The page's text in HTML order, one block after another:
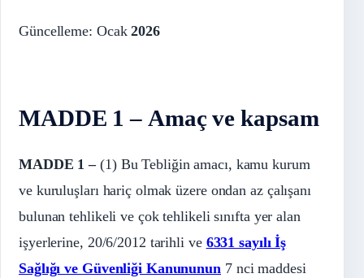
Güncelleme: Ocak2026
MADDE 1 – Amaç ve kapsam
MADDE 1 – (1) Bu Tebliğin amacı, kamu kurum
ve kuruluşları hariç olmak üzere ondan az çalışanı
bulunan tehlikeli ve çok tehlikeli sınıfta yer alan
işyerlerine, 20/6/2012 tarihli ve 6331 sayılı İş
Sağlığı ve Güvenliği Kanununun 7 nci maddesi